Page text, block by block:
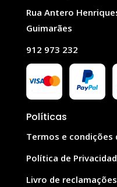
Rua Antero
Guimarães
912 973 232
Políticas
Termos e condições
Política de
Livro de reclamações